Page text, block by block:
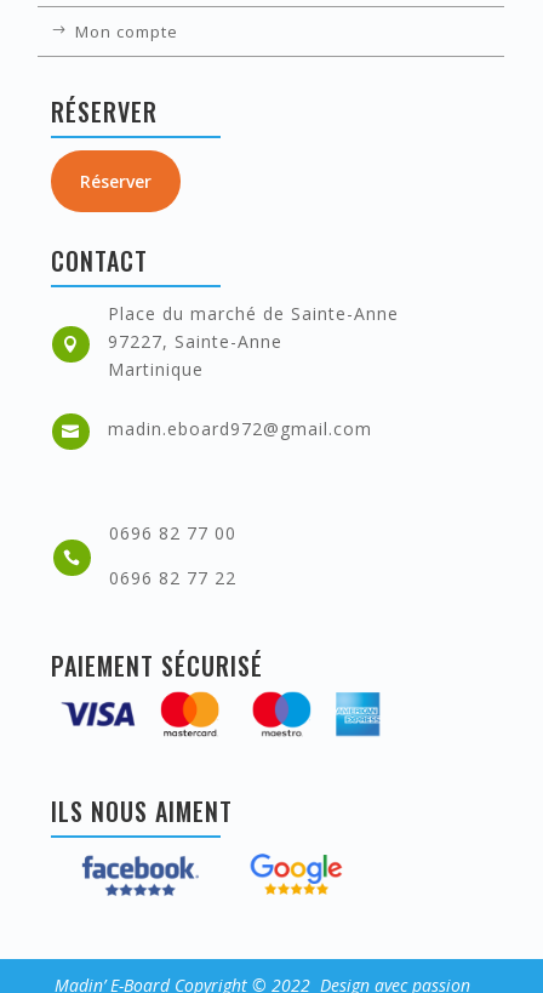
Mon compte
RÉSERVER
Réserver
CONTACT

Place du marché de Sainte-Anne
97227, Sainte-Anne
Martinique
 madin.eboard972@gmail.com

0696 82 77 00
0696 82 77 22
PAIEMENT SÉCURISÉ
ILS NOUS AIMENT
Madin’ E-Board Copyright © 2022 Design avec passion